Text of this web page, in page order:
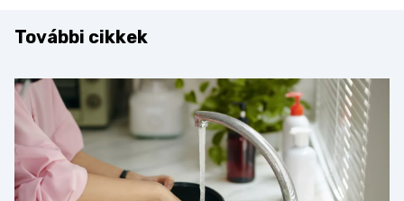
További cikkek